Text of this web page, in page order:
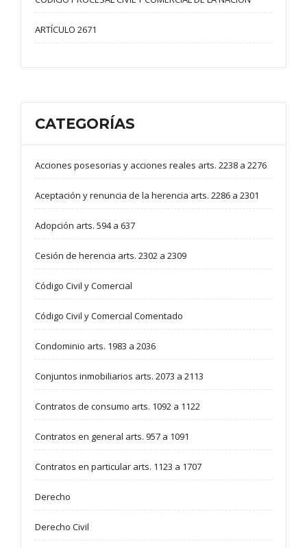
ARTÍCULO 2671
CATEGORÍAS
Acciones posesorias y acciones reales arts. 2238 a 2276
Aceptación y renuncia de la herencia arts. 2286 a 2301
Adopción arts. 594 a 637
Cesión de herencia arts. 2302 a 2309
Código Civil y Comercial
Código Civil y Comercial Comentado
Condominio arts. 1983 a 2036
Conjuntos inmobiliarios arts. 2073 a 2113
Contratos de consumo arts. 1092 a 1122
Contratos en general arts. 957 a 1091
Contratos en particular arts. 1123 a 1707
Derecho
Derecho Civil